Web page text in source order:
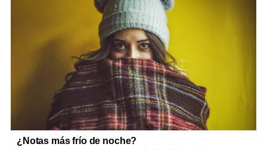
¿Notas más frío de noche?